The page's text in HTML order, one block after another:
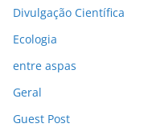
Divulgação Científica
Ecologia
entre aspas
Geral
Guest Post